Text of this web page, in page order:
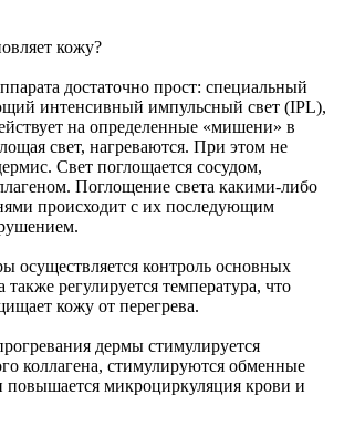
кожу?
достаточно прост: специальный
интенсивный импульсный свет (IPL),
на определенные «мишени» в
свет, нагреваются. При этом не
Свет поглощается сосудом,
Поглощение света какими-либо
происходит с их последующим
осуществляется контроль основных
также регулируется температура, что
кожу от перегрева.
дермы стимулируется
коллагена, стимулируются обменные
повышается микроциркуляция крови и